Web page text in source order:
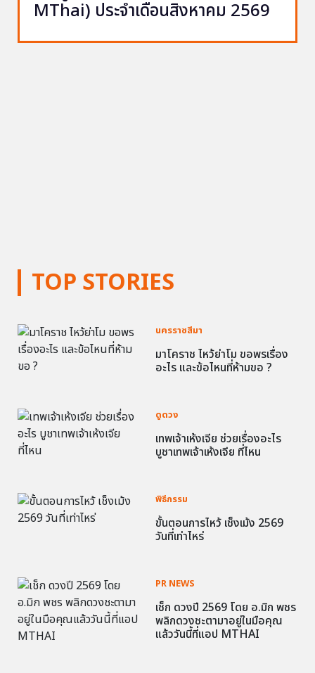
TOP STORIES
นครราชสีมา
มาโคราช ไหว้ย่าโม ขอพรเรื่อง
อะไร และข้อไหนที่ห้ามขอ ?
ดูดวง
เทพเจ้าเห้งเจีย ช่วยเรื่องอะไร
บูชาเทพเจ้าเห้งเจีย ที่ไหน
พิธีกรรม
ขั้นตอนการไหว้ เช็งเม้ง 2569
วันที่เท่าไหร่
PR NEWS
เช็ก ดวงปี 2569 โดย อ.มิก พชร
พลิกดวงชะตามาอยู่ในมือคุณ
แล้ววันนี้ที่แอป MTHAI
MThai) ประจำเดือนสิงหาคม 2569